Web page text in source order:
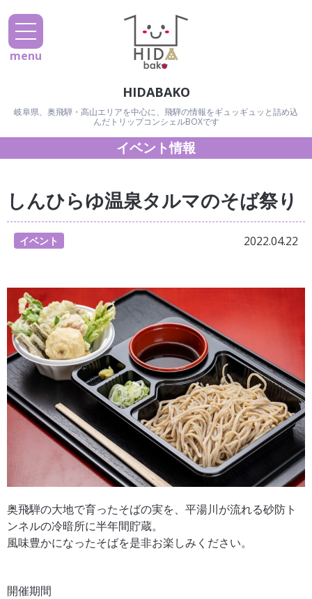
HIDABAKO
岐阜県、奥飛騨・高山エリアを中心に、飛騨の情報をギュッギュッと詰め込
んだトリップコンシェルBOXです
menu
イベント情報
しんひらゆ温泉タルマのそば祭り
イベント 2022.04.22
奥飛騨の大地で育ったそばの実を、平湯川が流れる砂防ト
ンネルの冷暗所に半年間貯蔵。
風味豊かになったそばを是非お楽しみください。
開催期間